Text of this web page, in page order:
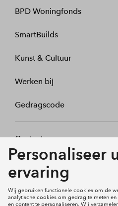
BPD Woningfonds
SmartBuilds
Kunst & Cultuur
Werken bij
Gedragscode
Contact
Mijn profiel